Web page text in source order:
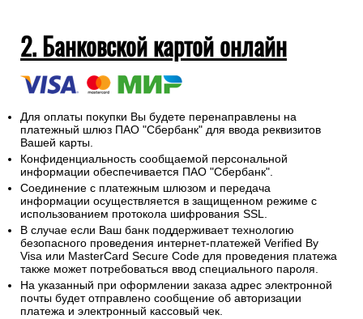
2. Банковской картой онлайн
Для оплаты покупки Вы будете перенаправлены на
платежный шлюз ПАО "Сбербанк" для ввода реквизитов
Вашей карты.
Конфиденциальность сообщаемой персональной
информации обеспечивается ПАО "Сбербанк".
Соединение с платежным шлюзом и передача
информации осуществляется в защищенном режиме с
использованием протокола шифрования SSL.
В случае если Ваш банк поддерживает технологию
безопасного проведения интернет-платежей Verified By
Visa или MasterCard Secure Code для проведения платежа
также может потребоваться ввод специального пароля.
На указанный при оформлении заказа адрес электронной
почты будет отправлено сообщение об авторизации
платежа и электронный кассовый чек.